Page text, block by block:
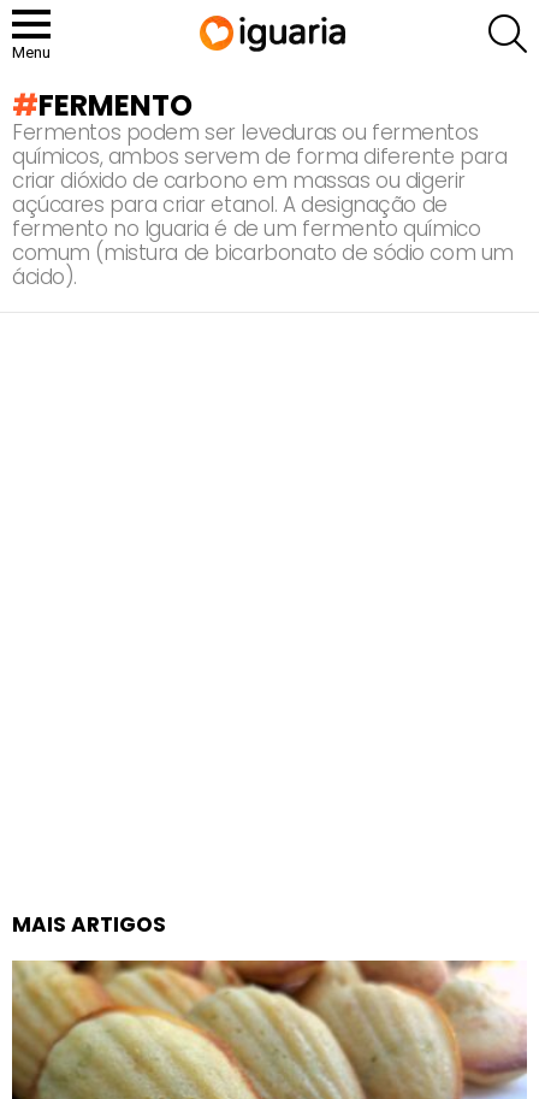
Menu
FERMENTO
Fermentos podem ser leveduras ou fermentos
químicos, ambos servem de forma diferente para
criar dióxido de carbono em massas ou digerir
açúcares para criar etanol. A designação de
fermento no Iguaria é de um fermento químico
comum (mistura de bicarbonato de sódio com um
ácido).
MAIS ARTIGOS